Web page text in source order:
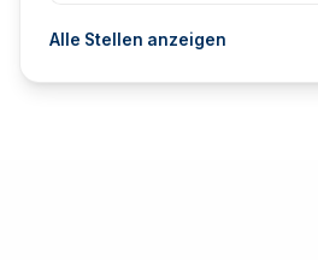
Alle Stellen anzeigen